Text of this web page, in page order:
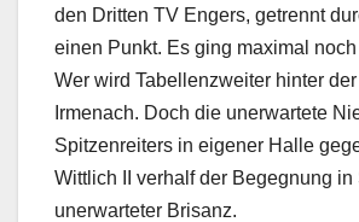
den Dritten TV Engers, getrennt
einen Punkt. Es ging maximal
Wer wird Tabellenzweiter hinter
Irmenach. Doch die unerwartete
Spitzenreiters in eigener Halle
Wittlich II verhalf der Begegnung in
unerwarteter Brisanz.